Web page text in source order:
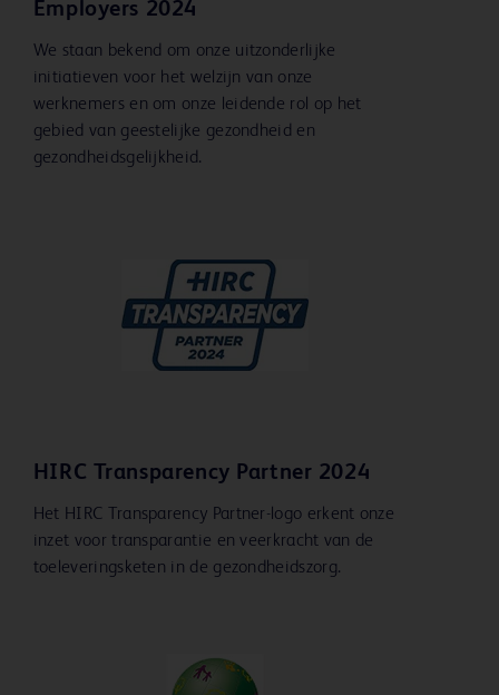
Employers 2024
We staan ​​bekend om onze uitzonderlijke
initiatieven voor het welzijn van onze
werknemers en om onze leidende rol op het
gebied van geestelijke gezondheid en
gezondheidsgelijkheid.
HIRC Transparency Partner 2024
Het HIRC Transparency Partner-logo erkent onze
inzet voor transparantie en veerkracht van de
toeleveringsketen in de gezondheidszorg.